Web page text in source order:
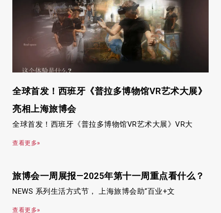
全球首发！西班牙《普拉多博物馆VR艺术大展》
亮相上海旅博会
全球首发！西班牙《普拉多博物馆VR艺术大展》VR大
查看更多»
旅博会一周展报—2025年第十一周重点看什么？
NEWS 系列生活方式节， 上海旅博会助“百业+文
查看更多»